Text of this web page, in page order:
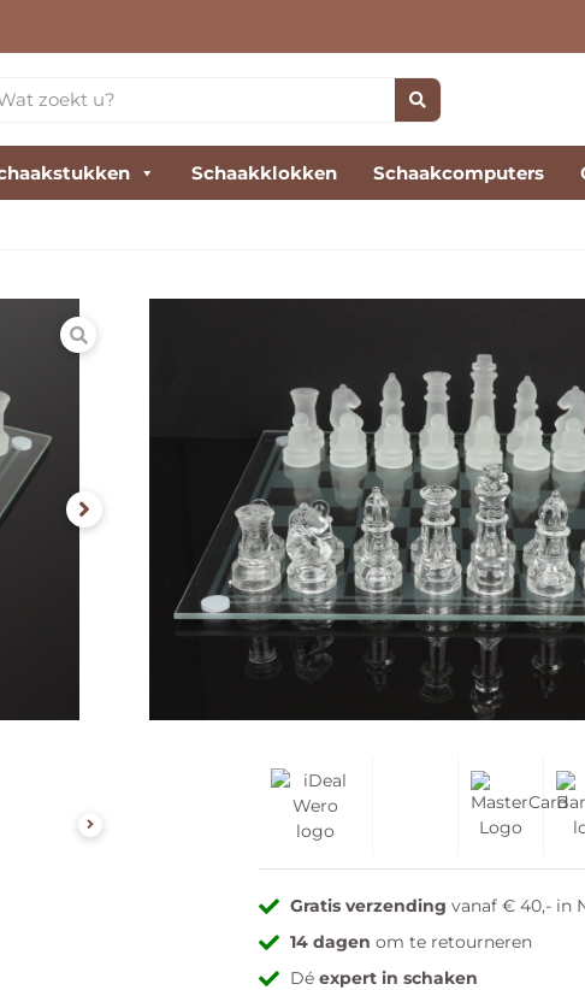
Schaakklokken Schaakcomputers
Schaakspel van glas 25 x
Wil jij schaken in stijl? Deze
Het ziet er prachtig uit en ligt ook
formaat berg je het spel gemakkelijk
€26,00 incl. btw
Op voorraad
Levertijd: Op werkdagen voor
Toevoegen aan
Gratis verzending vanaf € 40,- in
14 dagen om te retourneren
Déexpert in schaken